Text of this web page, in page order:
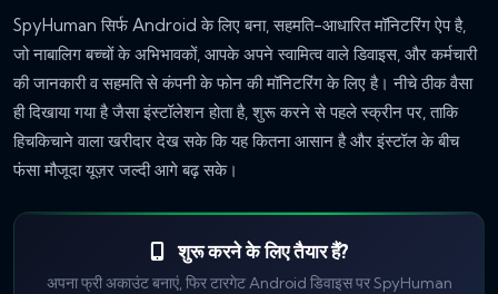
SpyHuman सिर्फ Android के लिए बना, सहमति-आधारित मॉनिटरिंग ऐप है,
जो नाबालिग बच्चों के अभिभावकों, आपके अपने स्वामित्व वाले डिवाइस, और कर्मचारी
की जानकारी व सहमति से कंपनी के फोन की मॉनिटरिंग के लिए है। नीचे ठीक वैसा
ही दिखाया गया है जैसा इंस्टॉलेशन होता है, शुरू करने से पहले स्क्रीन पर, ताकि
हिचकिचाने वाला खरीदार देख सके कि यह कितना आसान है और इंस्टॉल के बीच
फंसा मौजूदा यूज़र जल्दी आगे बढ़ सके।
शुरू करने के लिए तैयार हैं?
अपना फ्री अकाउंट बनाएं, फिर टारगेट Android डिवाइस पर SpyHuman